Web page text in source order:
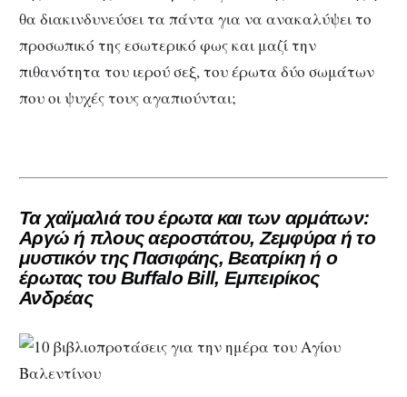
θα διακινδυνεύσει τα πάντα για να ανακαλύψει το
προσωπικό της εσωτερικό φως και μαζί την
πιθανότητα του ιερού σεξ, του έρωτα δύο σωμάτων
που οι ψυχές τους αγαπιούνται;
Τα χαϊμαλιά του έρωτα και των αρμάτων:
Αργώ ή πλους αεροστάτου, Ζεμφύρα ή το
μυστικόν της Πασιφάης, Βεατρίκη ή ο
έρωτας του Buffalo Bill, Εμπειρίκος
Ανδρέας